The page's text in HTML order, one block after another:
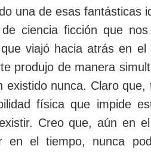
una de esas fantásticas
ciencia ficción que
viajó hacia atrás en
produjo de manera
existido nunca. Claro
física que impide
Creo que, aún en
en el tiempo, nunca